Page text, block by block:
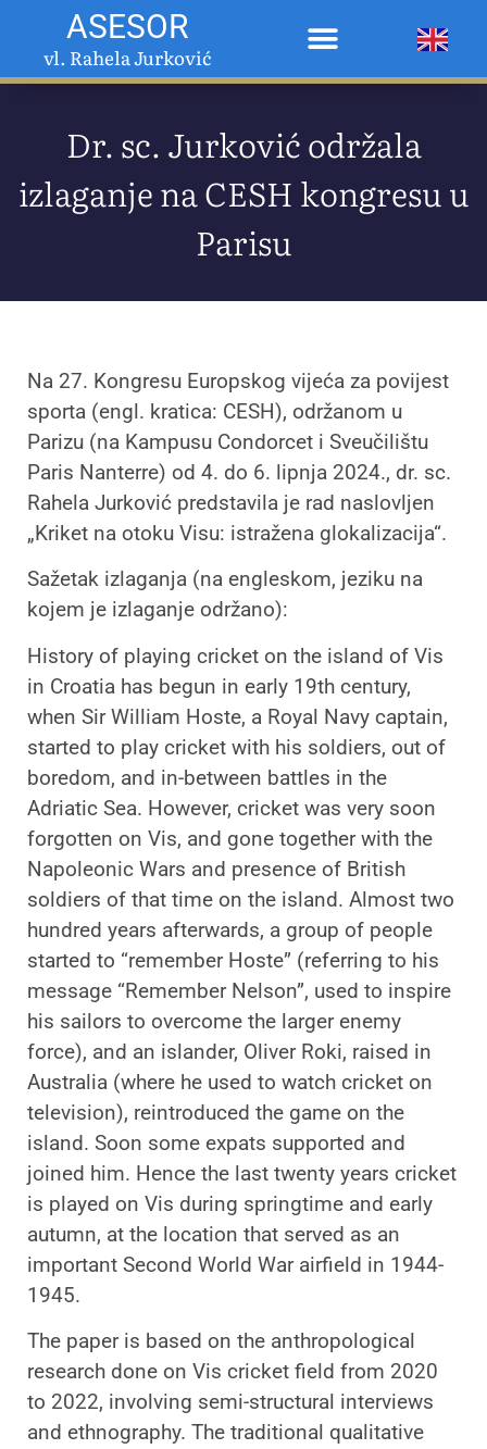
ASESOR
vl. Rahela Jurković
Dr. sc. Jurković održala
izlaganje na CESH kongresu u
Parisu
Na 27. Kongresu Europskog vijeća za povijest
sporta (engl. kratica: CESH), održanom u
Parizu (na Kampusu Condorcet i Sveučilištu
Paris Nanterre) od 4. do 6. lipnja 2024., dr. sc.
Rahela Jurković predstavila je rad naslovljen
„Kriket na otoku Visu: istražena glokalizacija“.
Sažetak izlaganja (na engleskom, jeziku na
kojem je izlaganje održano):
History of playing cricket on the island of Vis
in Croatia has begun in early 19th century,
when Sir William Hoste, a Royal Navy captain,
started to play cricket with his soldiers, out of
boredom, and in-between battles in the
Adriatic Sea. However, cricket was very soon
forgotten on Vis, and gone together with the
Napoleonic Wars and presence of British
soldiers of that time on the island. Almost two
hundred years afterwards, a group of people
started to “remember Hoste” (referring to his
message “Remember Nelson”, used to inspire
his sailors to overcome the larger enemy
force), and an islander, Oliver Roki, raised in
Australia (where he used to watch cricket on
television), reintroduced the game on the
island. Soon some expats supported and
joined him. Hence the last twenty years cricket
is played on Vis during springtime and early
autumn, at the location that served as an
important Second World War airfield in 1944-
1945.
The paper is based on the anthropological
research done on Vis cricket field from 2020
to 2022, involving semi-structural interviews
and ethnography. The traditional qualitative